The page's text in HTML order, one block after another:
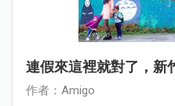
連假來這裡就對了，新
作者：Amigo